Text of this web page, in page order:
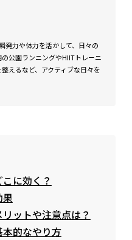
発力や体力を活かして、日々の
公園ランニングやHIITトレーニ
えるなど、アクティブな日々を
に効く？
ットや注意点は？
的なやり方